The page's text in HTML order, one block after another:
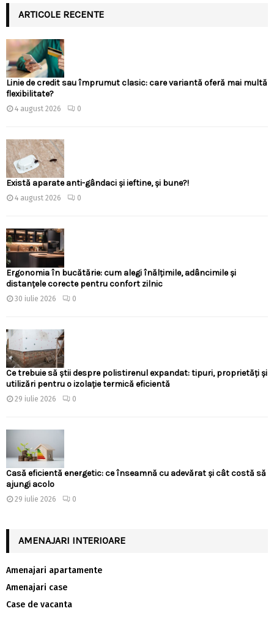
ARTICOLE RECENTE
Linie de credit sau împrumut clasic: care variantă oferă mai multă
flexibilitate?
4 august 2026 0
Există aparate anti-gândaci și ieftine, și bune?!
4 august 2026 0
Ergonomia în bucătărie: cum alegi înălțimile, adâncimile și
distanțele corecte pentru confort zilnic
30 iulie 2026 0
Ce trebuie să știi despre polistirenul expandat: tipuri, proprietăți și
utilizări pentru o izolație termică eficientă
29 iulie 2026 0
Casă eficientă energetic: ce înseamnă cu adevărat și cât costă să
ajungi acolo
29 iulie 2026 0
AMENAJARI INTERIOARE
Amenajari apartamente
Amenajari case
Case de vacanta